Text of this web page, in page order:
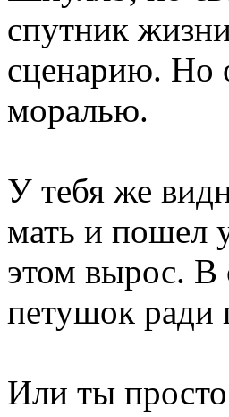
спутник
сценарию. Но
моралью.
У тебя же
мать и пошел
этом вырос. В
петушок ради
Или ты